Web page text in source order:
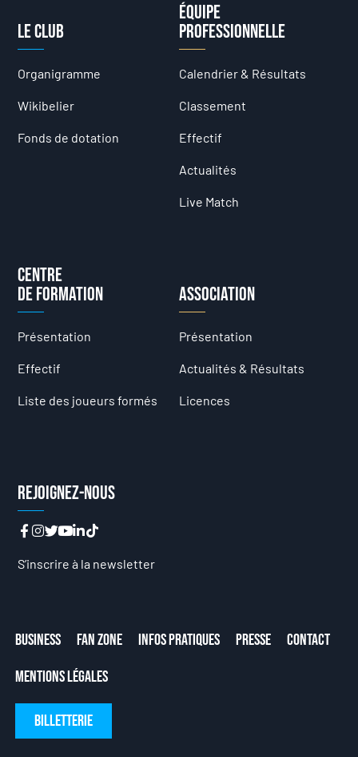
Le club
Organigramme
Wikibelier
Fonds de dotation
Équipe
professionnelle
Calendrier & Résultats
Classement
Effectif
Actualités
Live Match
Centre
de formation
Présentation
Effectif
Liste des joueurs formés
Association
Présentation
Actualités & Résultats
Licences
Rejoignez-nous
S’inscrire à la newsletter
Business Fan Zone Infos Pratiques Presse
Contact
Mentions Légales
Billetterie